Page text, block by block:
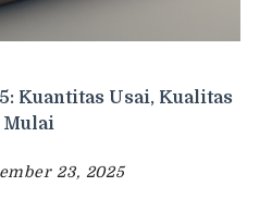
Kuantitas Usai, Kualitas
Mulai
23, 2025